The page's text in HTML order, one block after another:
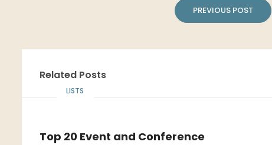
PREVIOUS POST
Related Posts
LISTS
Top 20 Event and Conference